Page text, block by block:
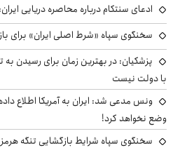
ادعای سنتکام درباره محاصره دریایی ایران: مانع
سخنگوی سپاه «شرط اصلی ایران» برای
پزشکیان‌: در بهترین زمان برای رسیدن
با دولت نیست
ونس مدعی شد: ایران به آمریکا اطلاع
وضع نخواهد کرد!
سخنگوی سپاه شرایط بازگشایی تنگه هرمز